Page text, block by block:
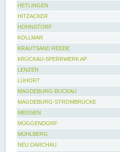
HETLINGEN
HITZACKER
HOHNSTORF
KOLLMAR
KRAUTSAND REEDE
KRÜCKAU-SPERRWERK AP
LENZEN
LÜHORT
MAGDEBURG-BUCKAU
MAGDEBURG-STROMBRÜCKE
MEISSEN
MÜGGENDORF
MÜHLBERG
NEU DARCHAU